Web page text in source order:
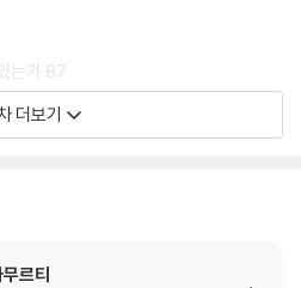
전히 사라질 때 저절로 생겨나는 것이라
다. 그저 보라고 한다. 판단하지 않고
체가 변화이며 자유라고.
에 서도 사람들은 크리슈나무르티가 자
는가 87
가 101
더보기
르티